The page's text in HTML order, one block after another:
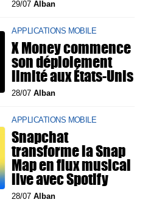
29/07Alban
APPLICATIONS MOBILE
X Money commence
son déploiement
limité aux États-Unis
28/07Alban
APPLICATIONS MOBILE
Snapchat
transforme la Snap
Map en flux musical
live avec Spotify
28/07Alban